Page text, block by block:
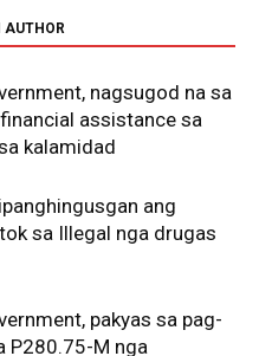
AUTHOR
nagsugod na sa
assistance sa
kalamidad
ang
sa Illegal nga drugas
pakyas sa pag-
P280.75-M nga